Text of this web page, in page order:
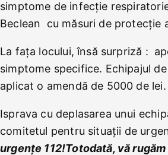
simptome de infecție
Beclean cu măsuri de protecție
La fața locului, însă surpriză :
simptome specifice. Echipajul
aplicat o amendă de 5000 de lei.
Isprava cu deplasarea unui
comitetul pentru situații de
urgențe 112!Totodată, vă